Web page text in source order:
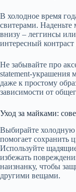
В холодное время
свитерами.
внизу – леггинсы
интересный
Не забывайте про
statement-украшения
даже к простому
зависимости от
Уход за майками:
Выбирайте холодную
помогает сохранить
Используйте
избежать
наизнанку, чтобы
другими вещами.